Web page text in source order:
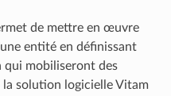
de mettre en œuvre
entité en définissant
qui mobiliseront des
solution logicielle Vitam